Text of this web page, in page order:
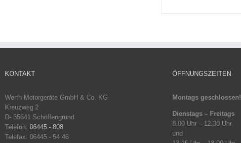
KONTAKT
Werth Motorgeräte GmbH & Co. KG
Kreuzweg 2
D- 35641 Schöffengrund
Telefon: 06445 - 808
Telefax: 06445 - 54 46
ÖFFNUNGSZEITEN
Montags geschlossen!
Dienstags – Freitags
8.00 Uhr – 12.30 Uhr
und